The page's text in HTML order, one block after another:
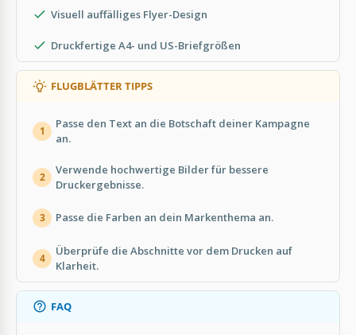
Visuell auffälliges Flyer-Design
Druckfertige A4- und US-Briefgrößen
FLUGBLÄTTER TIPPS
1
Passe den Text an die Botschaft deiner Kampagne
an.
2
Verwende hochwertige Bilder für bessere
Druckergebnisse.
3 Passe die Farben an dein Markenthema an.
4
Überprüfe die Abschnitte vor dem Drucken auf
Klarheit.
FAQ